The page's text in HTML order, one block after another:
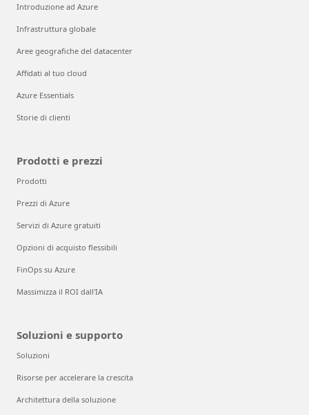
Introduzione ad Azure
Infrastruttura globale
Aree geografiche del datacenter
Affidati al tuo cloud
Azure Essentials
Storie di clienti
Prodotti e prezzi
Prodotti
Prezzi di Azure
Servizi di Azure gratuiti
Opzioni di acquisto flessibili
FinOps su Azure
Massimizza il ROI dall'IA
Soluzioni e supporto
Soluzioni
Risorse per accelerare la crescita
Architettura della soluzione